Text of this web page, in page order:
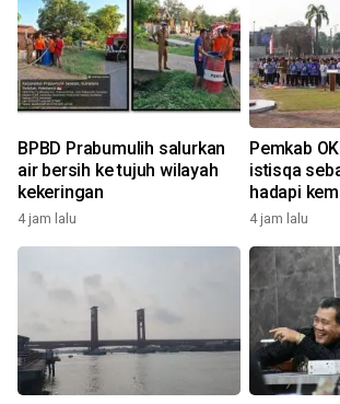
BPBD Prabumulih salurkan
air bersih ke tujuh wilayah
kekeringan
4 jam lalu
Pemkab
istisqa
hadapi
4 jam lalu